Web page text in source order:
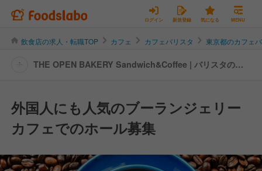
ログイン 新規登録 気になる MENU
飲食店の求人・転職TOP カフェ カフェバリスタ 東京都のカフェ
THE OPEN BAKERY Sandwich&Coffee | バリスタの転
外国人にも人気のブーランジェリー
カフェでのホール募集